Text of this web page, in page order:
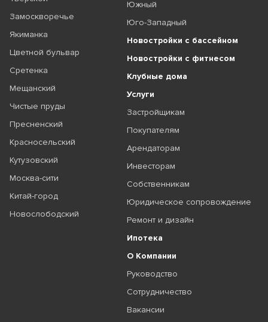
Замоскворечье
Якиманка
Цветной бульвар
Сретенка
Мещанский
Чистые пруды
Пресненский
Красносельский
Кутузовский
Москва-сити
Китай-город
Новослободский
Южный
Юго-Западный
Новостройки с бассейном
Новостройки с фитнесом
Клубные дома
Услуги
Застройщикам
Покупателям
Арендаторам
Инвесторам
Собственникам
Юридическое сопровождение
Ремонт и дизайн
Ипотека
О Компании
Руководство
Сотрудничество
Вакансии